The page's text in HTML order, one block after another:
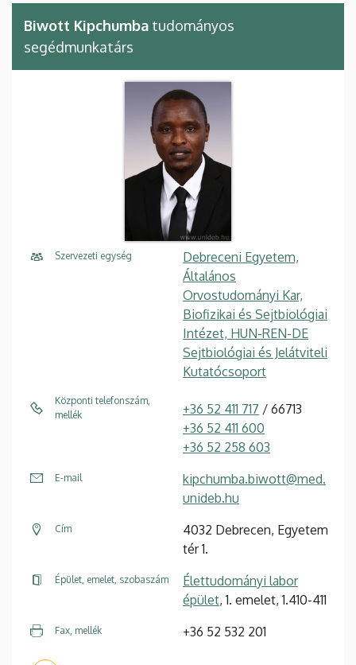
Biwott Kipchumba tudományos
segédmunkatárs
Szervezeti egység
Debreceni Egyetem,
Általános
Orvostudományi Kar,
Biofizikai és Sejtbiológiai
Intézet, HUN-REN-DE
Sejtbiológiai és Jelátviteli
Kutatócsoport
Központi telefonszám,
mellék
+36 52 411 717 / 66713
+36 52 411 600
+36 52 258 603
E-mail
kipchumba.biwott@med.
unideb.hu
Cím
4032 Debrecen, Egyetem
tér 1.
Épület, emelet, szobaszám
Élettudományi labor
épület, 1. emelet, 1.410-411
Fax, mellék +36 52 532 201